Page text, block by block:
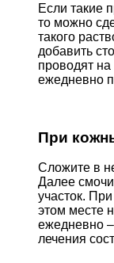
Если такие
то можно
такого
добавить
проводят
ежедневно
При
Сложите в
Далее
участок.
этом месте
ежедневно
лечения